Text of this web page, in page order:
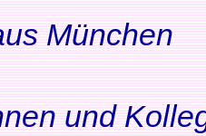
München
und